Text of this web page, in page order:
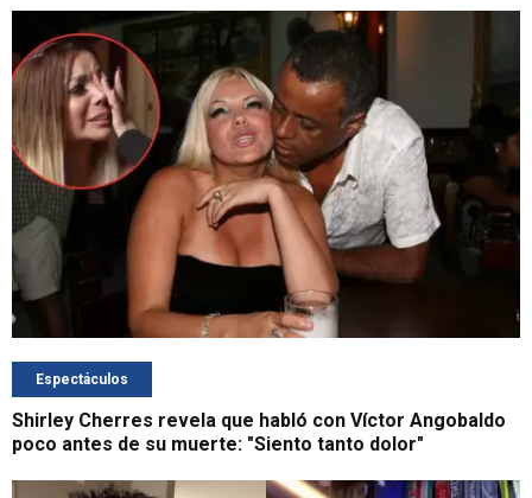
Espectáculos
Shirley Cherres revela que habló con Víctor Angobaldo
poco antes de su muerte: "Siento tanto dolor"